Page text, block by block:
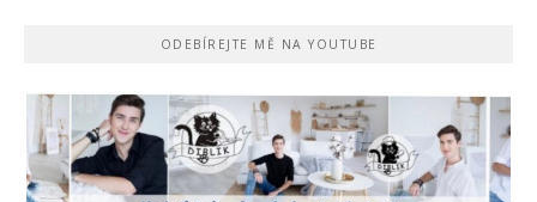
ODEBÍREJTE MĚ NA YOUTUBE